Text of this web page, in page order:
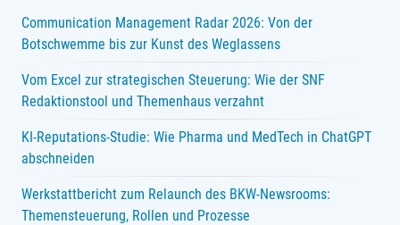
Communication Management Radar 2026: Von der
Botschwemme bis zur Kunst des Weglassens
Vom Excel zur strategischen Steuerung: Wie der SNF
Redaktionstool und Themenhaus verzahnt
KI-Reputations-Studie: Wie Pharma und MedTech in ChatGPT
abschneiden
Werkstattbericht zum Relaunch des BKW-Newsrooms:
Themensteuerung, Rollen und Prozesse